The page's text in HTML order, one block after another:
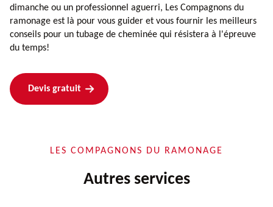
dimanche ou un professionnel aguerri, Les Compagnons du
ramonage est là pour vous guider et vous fournir les meilleurs
conseils pour un tubage de cheminée qui résistera à l'épreuve
du temps!
Devis gratuit
LES COMPAGNONS DU RAMONAGE
Autres services